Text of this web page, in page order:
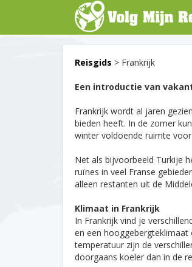
Reisgids > Frankrijk
Een introductie van
Frankrijk wordt al jaren
bieden heeft. In de zomer
winter voldoende ruimte
Net als bijvoorbeeld Turkije
ruïnes in veel Franse
alleen restanten uit de
Klimaat in Frankrijk
In Frankrijk vind je
en een hooggebergteklimaat
temperatuur zijn de
doorgaans koeler dan in de